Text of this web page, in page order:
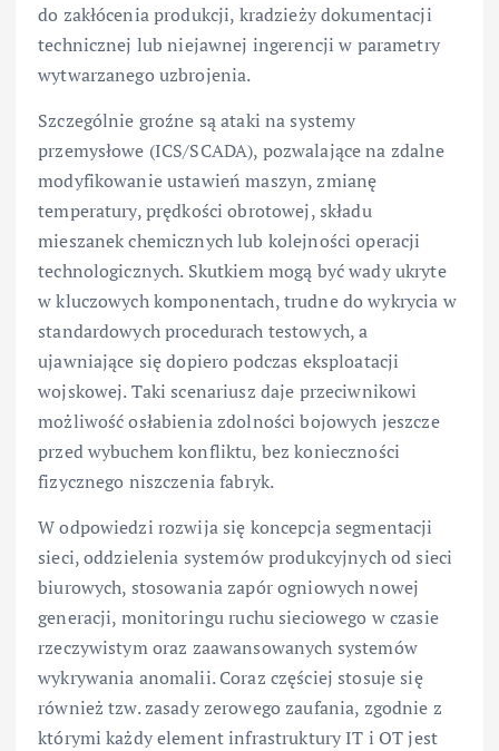
do zakłócenia produkcji, kradzieży dokumentacji
technicznej lub niejawnej ingerencji w parametry
wytwarzanego uzbrojenia.
Szczególnie groźne są ataki na systemy
przemysłowe (ICS/SCADA), pozwalające na zdalne
modyfikowanie ustawień maszyn, zmianę
temperatury, prędkości obrotowej, składu
mieszanek chemicznych lub kolejności operacji
technologicznych. Skutkiem mogą być wady ukryte
w kluczowych komponentach, trudne do wykrycia w
standardowych procedurach testowych, a
ujawniające się dopiero podczas eksploatacji
wojskowej. Taki scenariusz daje przeciwnikowi
możliwość osłabienia zdolności bojowych jeszcze
przed wybuchem konfliktu, bez konieczności
fizycznego niszczenia fabryk.
W odpowiedzi rozwija się koncepcja segmentacji
sieci, oddzielenia systemów produkcyjnych od sieci
biurowych, stosowania zapór ogniowych nowej
generacji, monitoringu ruchu sieciowego w czasie
rzeczywistym oraz zaawansowanych systemów
wykrywania anomalii. Coraz częściej stosuje się
również tzw. zasady zerowego zaufania, zgodnie z
którymi każdy element infrastruktury IT i OT jest